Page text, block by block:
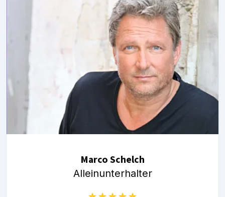
Marco Schelch
Alleinunterhalter